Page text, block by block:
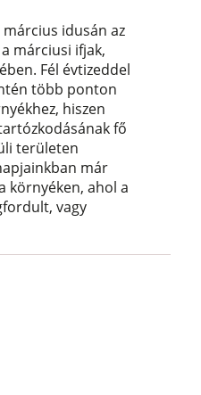
idusán az
márciusi ifjak,
Fél évtizeddel
több ponton
hiszen
fő
területen
már
környéken, ahol a
vagy